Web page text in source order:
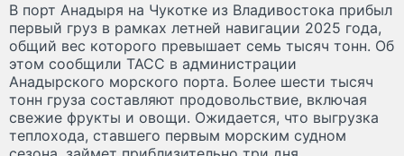
В порт Анадыря на Чукотке из Владивостока прибыл
первый груз в рамках летней навигации 2025 года,
общий вес которого превышает семь тысяч тонн. Об
этом сообщили ТАСС в администрации
Анадырского морского порта. Более шести тысяч
тонн груза составляют продовольствие, включая
свежие фрукты и овощи. Ожидается, что выгрузка
теплохода, ставшего первым морским судном